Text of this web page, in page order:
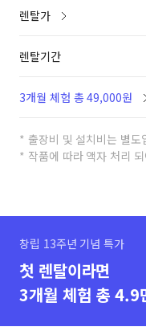
렌탈가
렌탈기간
3개월 체험 총 49,000원
* 출장비 및 설치비는 별도
* 작품에 따라 액자 처리
창립 13주년 기념 특가
첫 렌탈이라면
3개월 체험 총 4.9